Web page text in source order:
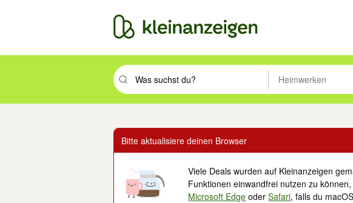
Suchbegriff eingeben. Eingabetaste drücken um zu suchen,
Heimwerken
Bitte aktualisiere deinen Browser
Viele Deals wurden auf Kleinanzeigen
Funktionen einwandfrei nutzen zu
Microsoft Edge oderSafari, falls du